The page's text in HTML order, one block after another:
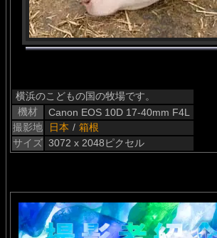
横浜のこどもの国の牧場です。
機材
Canon EOS 10D 17-40mm F4L
撮影地
日本 / 箱根
サイズ 3072 x 2048ピクセル